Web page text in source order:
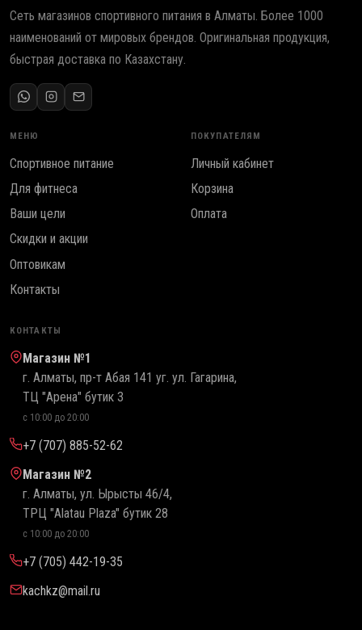
Сеть магазинов спортивного питания в Алматы. Более 1000
наименований от мировых брендов. Оригинальная продукция,
быстрая доставка по Казахстану.
МЕНЮ
Спортивное питание
Для фитнеса
Ваши цели
Скидки и акции
Оптовикам
Контакты
ПОКУПАТЕЛЯМ
Личный кабинет
Корзина
Оплата
КОНТАКТЫ
Магазин №1
г. Алматы, пр-т Абая 141 уг. ул. Гагарина,
ТЦ "Арена" бутик 3
с 10:00 до 20:00
+7 (707) 885-52-62
Магазин №2
г. Алматы, ул. Ырысты 46/4,
ТРЦ "Alatau Plaza" бутик 28
с 10:00 до 20:00
+7 (705) 442-19-35
kachkz@mail.ru